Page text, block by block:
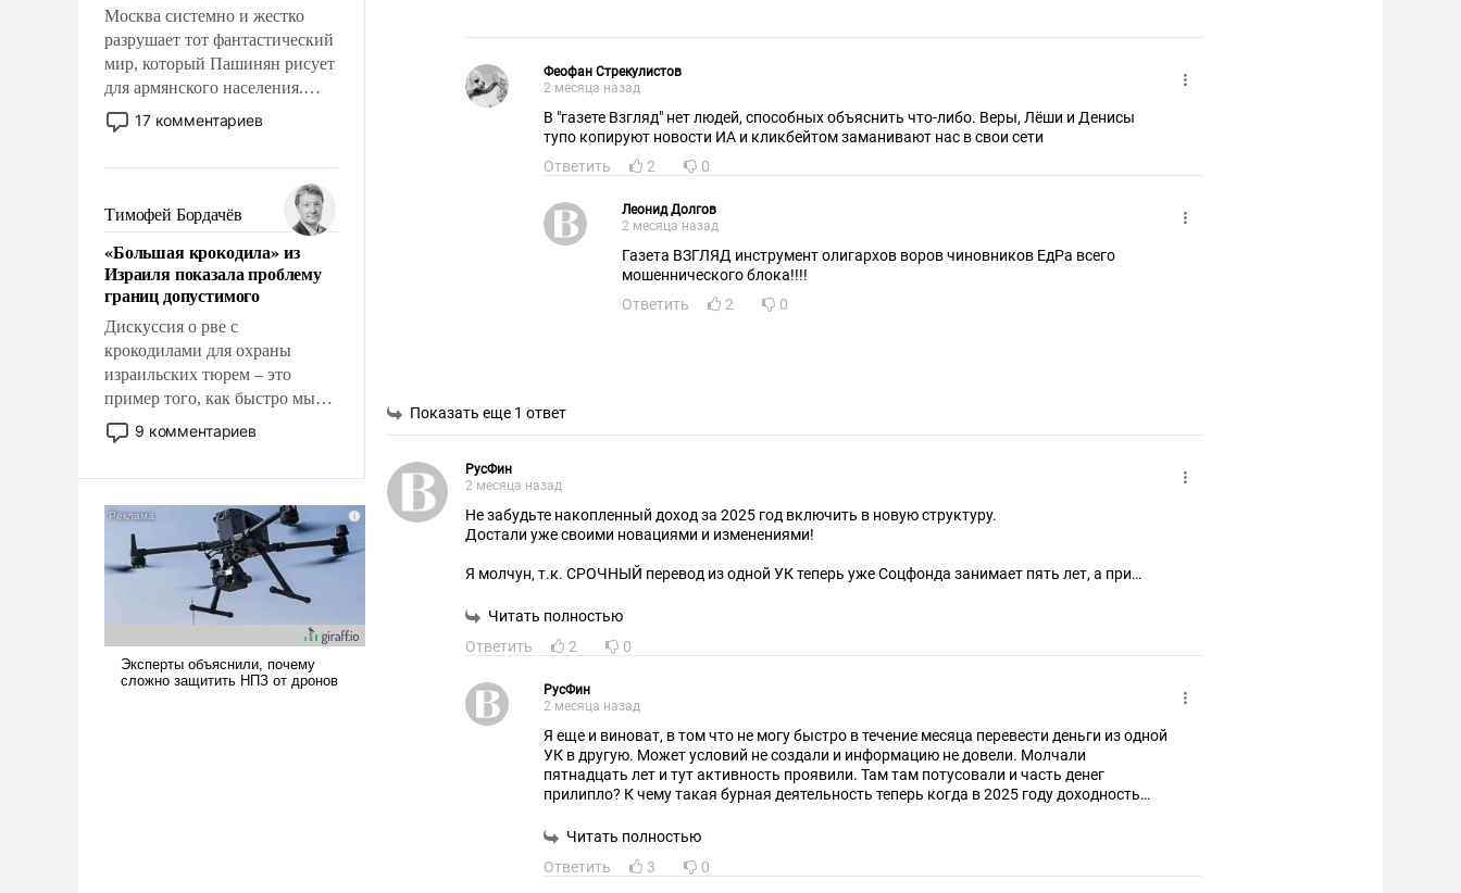
Москва системно и жестко
разрушает тот фантастический
мир, который Пашинян рисует
для армянского населения.
Мир, где политические
прожекты будут безусловно
налогоплательщиков и где
Еревану за свои поступки не
нужно отвечать.
17 комментариев
Тимофей Бордачёв
«Большая крокодила» из
Израиля показала проблему
границ допустимого
Дискуссия о рве с
крокодилами для охраны
израильских тюрем – это
пример того, как быстро мы
двигаемся по пути
революционных изменений.
псевдонаучной фантастики,
стало всерьез обсуждаемой
идеей.
9 комментариев
Феофан Стрекулистов
2 месяца назад
В "газете Взгляд" нет людей, способных объяснить что-либо. Веры, Лёши и Денисы
тупо копируют новости ИА и кликбейтом заманивают нас в свои сети
Ответить
2 0
Леонид Долгов
2 месяца назад
Газета ВЗГЛЯД инструмент олигархов воров чиновников ЕдРа всего
мошеннического блока!!!!
Ответить
2 0
Показать еще 1 ответ
РусФин
2 месяца назад
Не забудьте накопленный доход за 2025 год включить в новую структуру.
Достали уже своими новациями и изменениями!
Я молчун, т.к. СРОЧНЫЙ перевод из одной УК теперь уже Соцфонда занимает пять лет, а при
двигать, а тем более софинансировать. Доверие к Соцфонду нулевое!
Читать полностью
Ответить
2 0
РусФин
2 месяца назад
Я еще и виноват, в том что не могу быстро в течение месяца перевести деньги из одной
УК в другую. Может условий не создали и информацию не довели. Молчали
пятнадцать лет и тут активность проявили. Там там потусовали и часть денег
прилипло? К чему такая бурная деятельность теперь когда в 2025 году доходность
надо так управлять?
Читать полностью
Ответить
3 0